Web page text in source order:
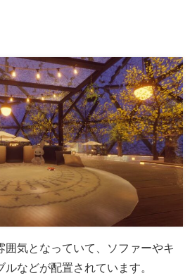
囲気となっていて、ソファーやキ
などが配置されています。